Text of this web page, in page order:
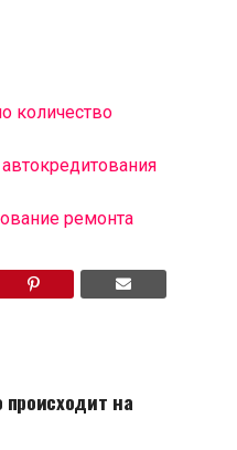
количество
ремонта
на